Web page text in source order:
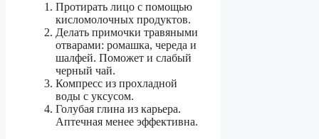
Протирать лицо с помощью
кисломолочных продуктов.
Делать примочки травяными
отварами: ромашка, череда и
шалфей. Поможет и слабый
черный чай.
Компресс из прохладной
воды с уксусом.
Голубая глина из карьера.
Аптечная менее эффективна.